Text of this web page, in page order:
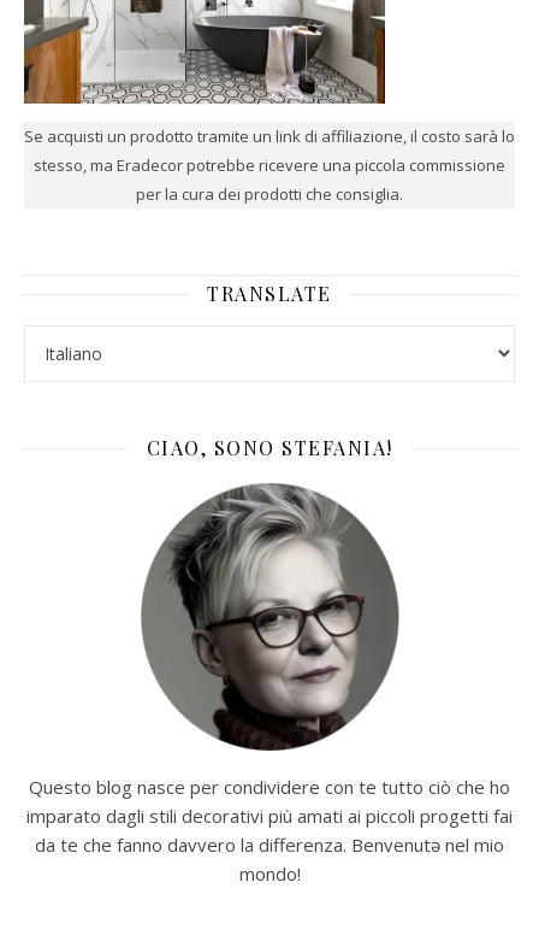
Se acquisti un prodotto tramite un link di affiliazione, il costo sarà lo
stesso, ma Eradecor potrebbe ricevere una piccola commissione
per la cura dei prodotti che consiglia.
TRANSLATE
CIAO, SONO STEFANIA!
Questo blog nasce per condividere con te tutto ciò che ho
imparato dagli stili decorativi più amati ai piccoli progetti fai
da te che fanno davvero la differenza. Benvenutə nel mio
mondo!